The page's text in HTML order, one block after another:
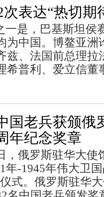
表达“热切期
一是，巴基斯坦侯
为中国。博鳌亚洲
兹、法国前总理拉
希普利、爱立信董
国老兵获颁俄
年纪念奖章
，俄罗斯驻华大使
年-1945年伟大卫
式。俄罗斯驻华